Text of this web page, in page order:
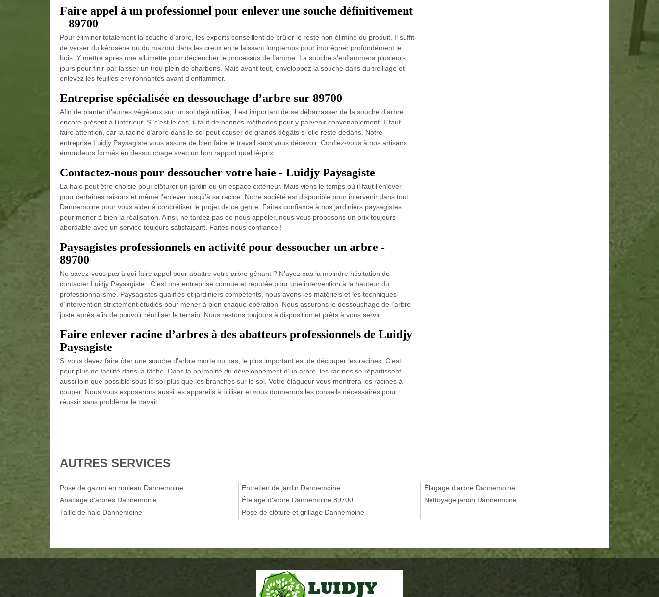
Faire appel à un professionnel pour enlever une souche définitivement
– 89700
Pour éliminer totalement la souche d’arbre, les experts conseillent de brûler le reste non éliminé du produit. Il suffit
de verser du kérosène ou du mazout dans les creux en le laissant longtemps pour imprégner profondément le
bois. Y mettre après une allumette pour déclencher le processus de flamme. La souche s’enflammera plusieurs
jours pour finir par laisser un trou plein de charbons. Mais avant tout, enveloppez la souche dans du treillage et
enlevez les feuilles environnantes avant d'enflammer.
Entreprise spécialisée en dessouchage d’arbre sur 89700
Afin de planter d’autres végétaux sur un sol déjà utilisé, il est important de se débarrasser de la souche d’arbre
encore présent à l’intérieur. Si c’est le cas, il faut de bonnes méthodes pour y parvenir convenablement. Il faut
faire attention, car la racine d’arbre dans le sol peut causer de grands dégâts si elle reste dedans. Notre
entreprise Luidjy Paysagiste vous assure de bien faire le travail sans vous décevoir. Confiez-vous à nos artisans
émondeurs formés en dessouchage avec un bon rapport qualité-prix.
Contactez-nous pour dessoucher votre haie - Luidjy Paysagiste
La haie peut être choisie pour clôturer un jardin ou un espace extérieur. Mais viens le temps où il faut l’enlever
pour certaines raisons et même l’enlever jusqu’à sa racine. Notre société est disponible pour intervenir dans tout
Dannemoine pour vous aider à concrétiser le projet de ce genre. Faites confiance à nos jardiniers paysagistes
pour mener à bien la réalisation. Ainsi, ne tardez pas de nous appeler, nous vous proposons un prix toujours
abordable avec un service toujours satisfaisant. Faites-nous confiance !
Paysagistes professionnels en activité pour dessoucher un arbre -
89700
Ne savez-vous pas à qui faire appel pour abattre votre arbre gênant ? N’ayez pas la moindre hésitation de
contacter Luidjy Paysagiste . C’est une entreprise connue et réputée pour une intervention à la hauteur du
professionnalisme. Paysagistes qualifiés et jardiniers compétents, nous avons les matériels et les techniques
d’intervention strictement étudiés pour mener à bien chaque opération. Nous assurons le dessouchage de l’arbre
juste après afin de pouvoir réutiliser le terrain. Nous restons toujours à disposition et prêts à vous servir.
Faire enlever racine d’arbres à des abatteurs professionnels de Luidjy
Paysagiste
Si vous devez faire ôter une souche d’arbre morte ou pas, le plus important est de découper les racines. C’est
pour plus de facilité dans la tâche. Dans la normalité du développement d’un arbre, les racines se répartissent
aussi loin que possible sous le sol plus que les branches sur le sol. Votre élagueur vous montrera les racines à
couper. Nous vous exposerons aussi les appareils à utiliser et vous donnerons les conseils nécessaires pour
réussir sans problème le travail.
AUTRES SERVICES
Pose de gazon en rouleau Dannemoine
Abattage d'arbres Dannemoine
Taille de haie Dannemoine
Entretien de jardin Dannemoine
Étêtage d'arbre Dannemoine 89700
Pose de clôture et grillage Dannemoine
Élagage d'arbre Dannemoine
Nettoyage jardin Dannemoine